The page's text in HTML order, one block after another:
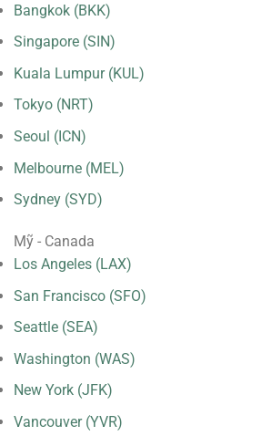
Bangkok (BKK)
Singapore (SIN)
Kuala Lumpur (KUL)
Tokyo (NRT)
Seoul (ICN)
Melbourne (MEL)
Sydney (SYD)
Mỹ - Canada
Los Angeles (LAX)
San Francisco (SFO)
Seattle (SEA)
Washington (WAS)
New York (JFK)
Vancouver (YVR)